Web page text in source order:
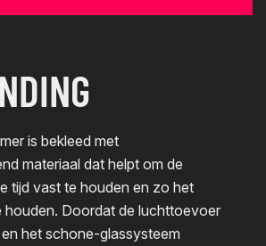
is bekleed met
materiaal dat helpt om de
tijd vast te houden en zo het
houden. Doordat de luchttoevoer
het schone-glassysteem